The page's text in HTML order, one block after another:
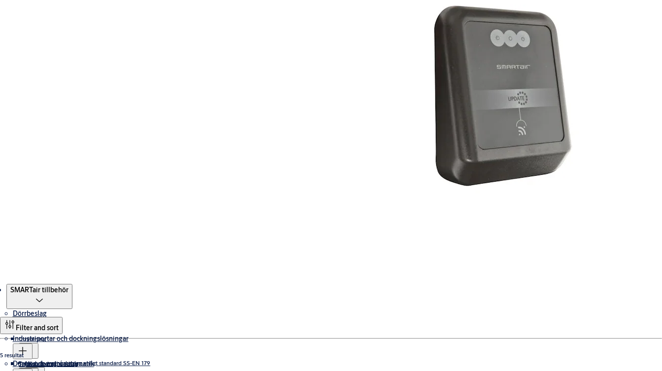
SMARTair tillbehör
Dörrbeslag
Utrymning
Nödutrymningsbeslag enligt standard SS-EN 179
Trycken & draghandtag
Industriportar och dockningslösningar
Takskjutportar
Dörrar och entréautomatik
Filter and sort
5 resultat